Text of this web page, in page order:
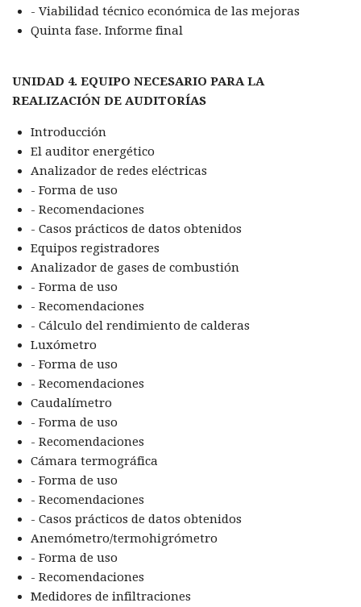
- Viabilidad técnico económica de las mejoras
Quinta fase. Informe final
UNIDAD 4. EQUIPO NECESARIO PARA LA
REALIZACIÓN DE AUDITORÍAS
Introducción
El auditor energético
Analizador de redes eléctricas
- Forma de uso
- Recomendaciones
- Casos prácticos de datos obtenidos
Equipos registradores
Analizador de gases de combustión
- Forma de uso
- Recomendaciones
- Cálculo del rendimiento de calderas
Luxómetro
- Forma de uso
- Recomendaciones
Caudalímetro
- Forma de uso
- Recomendaciones
Cámara termográfica
- Forma de uso
- Recomendaciones
- Casos prácticos de datos obtenidos
Anemómetro/termohigrómetro
- Forma de uso
- Recomendaciones
Medidores de infiltraciones